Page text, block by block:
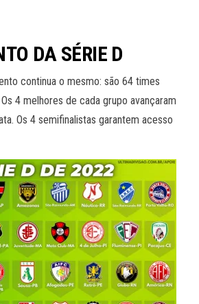
DA SÉRIE D
continua o mesmo: são 64 times
4 melhores de cada grupo avançaram
Os 4 semifinalistas garantem acesso